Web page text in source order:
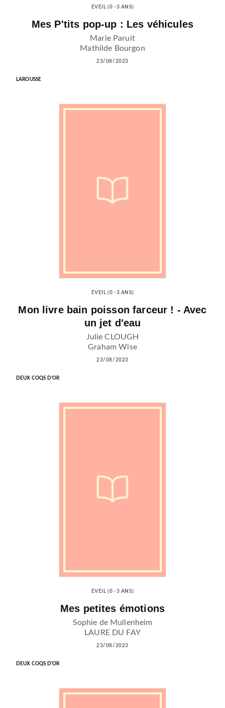
EVEIL (0 -3 ANS)
Mes P'tits pop-up : Les véhicules
Marie Paruit
Mathilde Bourgon
23/08/2023
LAROUSSE
EVEIL (0 -3 ANS)
Mon livre bain poisson farceur ! - Avec
un jet d'eau
Julie CLOUGH
Graham Wise
23/08/2023
DEUX COQS D'OR
EVEIL (0 -3 ANS)
Mes petites émotions
Sophie de Mullenheim
LAURE DU FAY
23/08/2023
DEUX COQS D'OR